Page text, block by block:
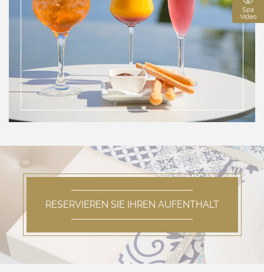
Verschenken Sie einen Geschenkgutschein
Buchen Sie Ihre Veranstaltung
Spa
Video
RESERVIEREN SIE IHREN AUFENTHALT